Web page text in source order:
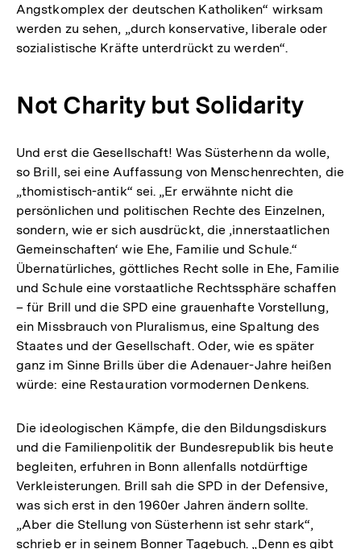
Angstkomplex der deutschen Katholiken“ wirksam
werden zu sehen, „durch konservative, liberale oder
sozialistische Kräfte unterdrückt zu werden“.
Not Charity but Solidarity
Und erst die Gesellschaft! Was Süsterhenn da wolle,
so Brill, sei eine Auffassung von Menschenrechten, die
„thomistisch-antik“ sei. „Er erwähnte nicht die
persönlichen und politischen Rechte des Einzelnen,
sondern, wie er sich ausdrückt, die ‚innerstaatlichen
Gemeinschaften‘ wie Ehe, Familie und Schule.“
Übernatürliches, göttliches Recht solle in Ehe, Familie
und Schule eine vorstaatliche Rechtssphäre schaffen
– für Brill und die SPD eine grauenhafte Vorstellung,
ein Missbrauch von Pluralismus, eine Spaltung des
Staates und der Gesellschaft. Oder, wie es später
ganz im Sinne Brills über die Adenauer-Jahre heißen
würde: eine Restauration vormodernen Denkens.
Die ideologischen Kämpfe, die den Bildungsdiskurs
und die Familienpolitik der Bundesrepublik bis heute
begleiten, erfuhren in Bonn allenfalls notdürftige
Verkleisterungen. Brill sah die SPD in der Defensive,
was sich erst in den 1960er Jahren ändern sollte.
„Aber die Stellung von Süsterhenn ist sehr stark“,
schrieb er in seinem Bonner Tagebuch. „Denn es gibt